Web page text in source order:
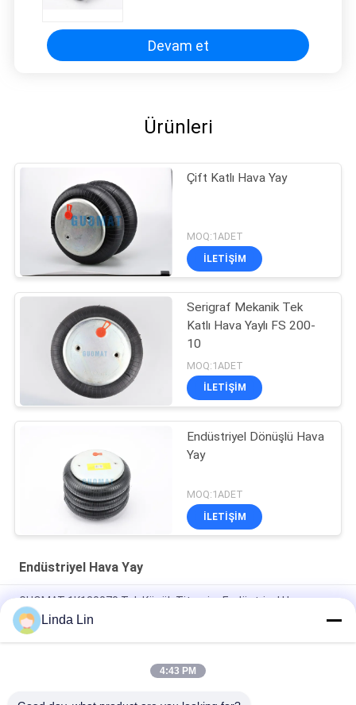
Devam et
Ürünleri
Çift Katlı Hava Yay
MOQ:1ADET
İLETIŞIM
Serigraf Mekanik Tek
Katlı Hava Yaylı FS 200-
10
MOQ:1ADET
İLETIŞIM
Endüstriyel Dönüşlü Hava
Yay
MOQ:1ADET
İLETIŞIM
Endüstriyel Hava Yay
GUOMAT 1K130070 Tek Küçük Titreşim Endüstriyel Hava
Bahar Bakınız Goodyear 1B5-500
Kauçuk Çelik EB-165-65 Festo Hava Yaylı Aktüatör Contitech
Linda Lin
4:43 PM